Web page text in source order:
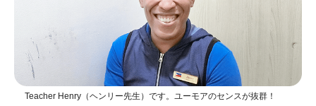
Teacher Henry（ヘンリー先生）です。ユーモアのセンスが抜群！